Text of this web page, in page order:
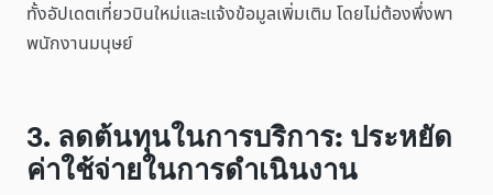
ทั้งอัปเดตเที่ยวบินใหม่และแจ้งข้อมูลเพิ่มเติม โดยไม่ต้องพึ่งพา
พนักงานมนุษย์
3. ลดต้นทุนในการบริการ: ประหยัด
ค่าใช้จ่ายในการดำเนินงาน